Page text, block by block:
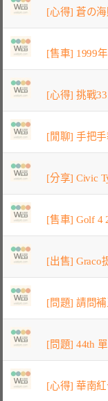
[心得] 蒼の
[售車] 1999
[心得] 挑戰
[閒聊] 手把
[分享] Civic
[售車] Golf 4
[出售] Graco
[問題] 請問
[問題] 44th
[心得] 華南紅